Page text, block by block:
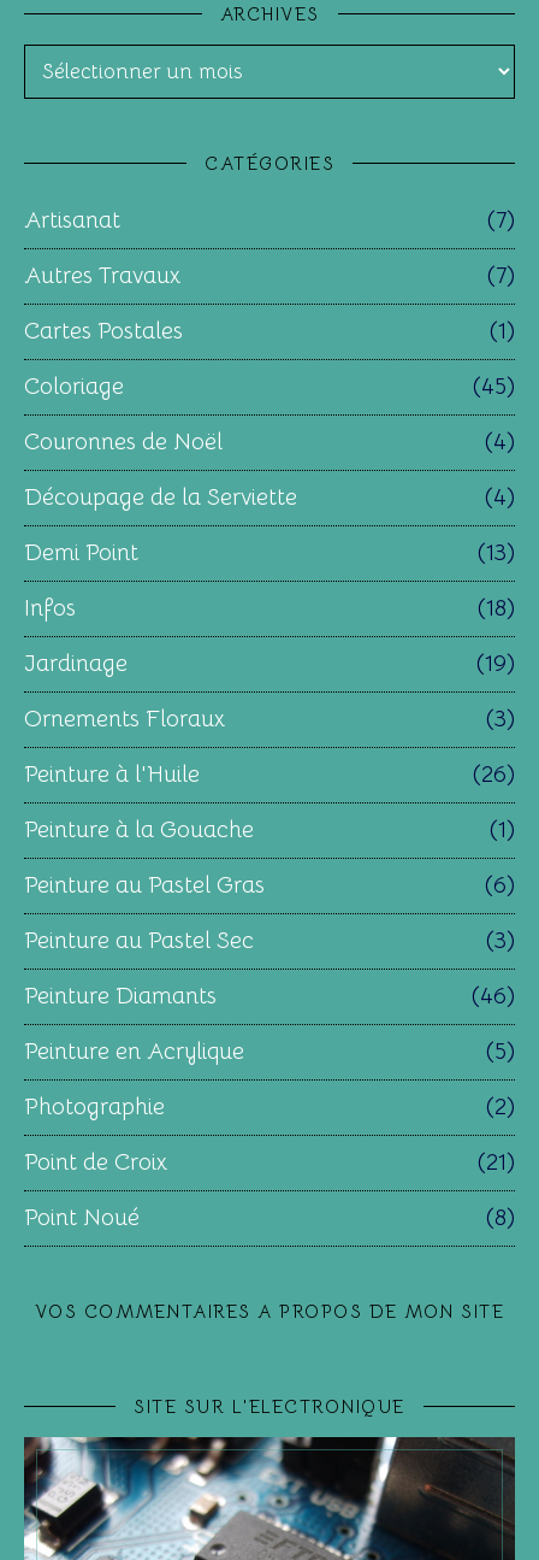
ARCHIVES
Archives
CATÉGORIES
Artisanat
(7)
Autres Travaux
(7)
Cartes Postales
(1)
Coloriage
(45)
Couronnes de Noël
(4)
Découpage de la Serviette
(4)
Demi Point
(13)
Infos
(18)
Jardinage
(19)
Ornements Floraux
(3)
Peinture à l'Huile
(26)
Peinture à la Gouache
(1)
Peinture au Pastel Gras
(6)
Peinture au Pastel Sec
(3)
Peinture Diamants
(46)
Peinture en Acrylique
(5)
Photographie
(2)
Point de Croix
(21)
Point Noué
(8)
VOS COMMENTAIRES A PROPOS DE MON SITE
SITE SUR L'ELECTRONIQUE